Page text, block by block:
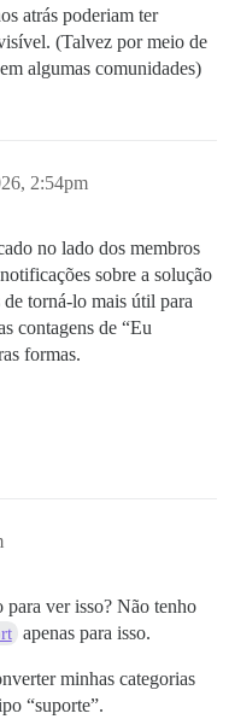
atrás poderiam ter
(Talvez por meio de
algumas comunidades)
2:54pm
no lado dos membros
sobre a solução
torná-lo mais útil para
contagens de “Eu
formas.
para ver isso? Não tenho
apenas para isso.
minhas categorias
“suporte”.